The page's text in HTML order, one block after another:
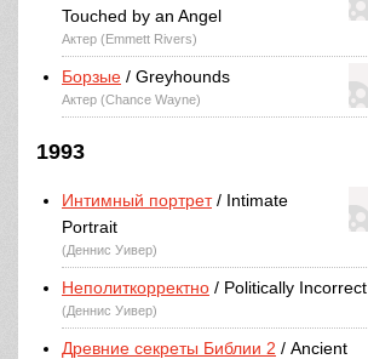
Touched by an Angel
Актер (Emmett Rivers)
Борзые / Greyhounds
Актер (Chance Wayne)
1993
Интимный портрет/ Intimate
Portrait
(Деннис Уивер)
Неполиткорректно / Politically Incorrect
(Деннис Уивер)
Древние секреты Библии 2 / Ancient